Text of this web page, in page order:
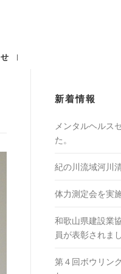
新着情報
メンタルヘルス
た。
紀の川流域河川
体力測定会を実
和歌山県建設業
員が表彰されまし
第４回ボウリン